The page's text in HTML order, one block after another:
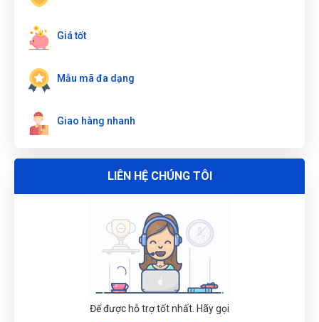
PAKE ĐẦU #1x200mm W021244
Giá tốt
Mẫu mã đa dạng
Giao hàng nhanh
LIÊN HỆ CHÚNG TÔI
Để được hỗ trợ tốt nhất. Hãy gọi